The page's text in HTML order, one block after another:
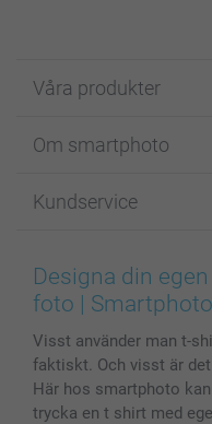
Våra produkter
Fotokort
Fotoböcker
Bilder, Fotoförstoring &
Skal till Mobil & Surfplatta
Fotoalmanackor &
Fotoramar & Tillbehör
Presentkort
Om smartphoto
För affiliates
Cookie Policy
Sitemap
Investor Relations
Kundservice
smartgaranti
smartbonus
Status på beställningar
Designa din
foto | Smartphoto
Visst använder man t-
faktiskt. Och visst är
Här hos smartphoto
trycka en t shirt med